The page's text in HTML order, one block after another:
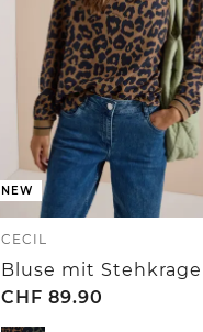
NEW
CECIL
CHF 89.90